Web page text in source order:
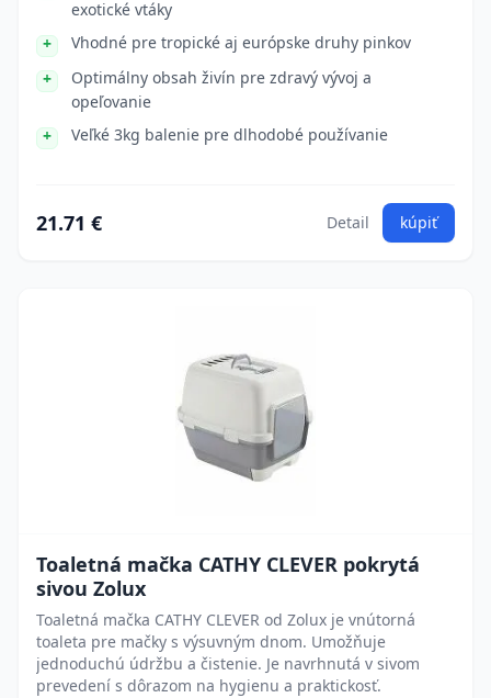
exotické vtáky
Vhodné pre tropické aj európske druhy pinkov
Optimálny obsah živín pre zdravý vývoj a
opeľovanie
Veľké 3kg balenie pre dlhodobé používanie
21.71 € Detail kúpiť
Toaletná mačka CATHY CLEVER pokrytá
sivou Zolux
Toaletná mačka CATHY CLEVER od Zolux je vnútorná
toaleta pre mačky s výsuvným dnom. Umožňuje
jednoduchú údržbu a čistenie. Je navrhnutá v sivom
prevedení s dôrazom na hygienu a praktickosť.